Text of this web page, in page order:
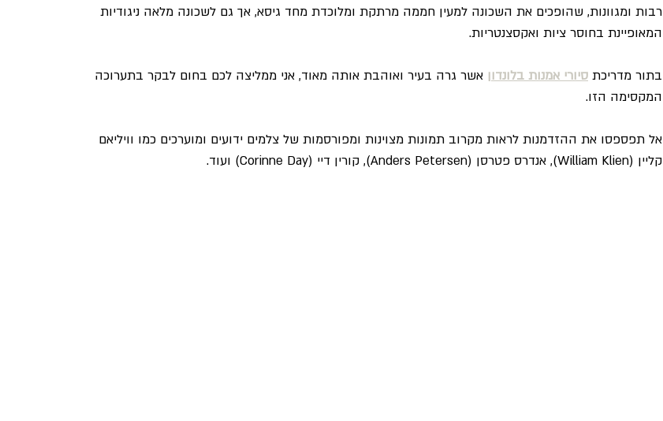
רבות ומגוונות, שהופכים את השכונה למעין חממה מרתקת ומלוכדת מחד גיסא, אך גם לשכונה מלאה ניגודיות
המאופיינת בחוסר ציות ואקסצנטריות.
בתור מדריכת סיורי אמנות בלונדון אשר גרה בעיר ואוהבת אותה מאוד, אני ממליצה לכם בחום לבקר בתערוכה
המקסימה הזו.
אל תפספסו את ההזדמנות לראות מקרוב תמונות מצוינות ומפורסמות של צלמים ידועים ומוערכים כמו וויליאם
קליין (William Klien), אנדרס פטרסן (Anders Petersen), קורין דיי (Corinne Day) ועוד.